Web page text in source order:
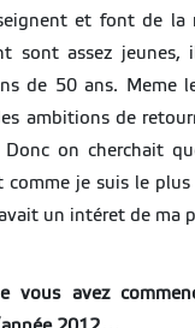
et font de la
sont assez jeunes,
de 50 ans. Meme
ambitions de
Donc on cherchait
comme je suis le
avait un intéret de
vous avez